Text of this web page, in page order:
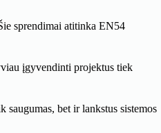
sprendimai atitinka EN54
įgyvendinti projektus tiek
saugumas, bet ir lankstus sistemos